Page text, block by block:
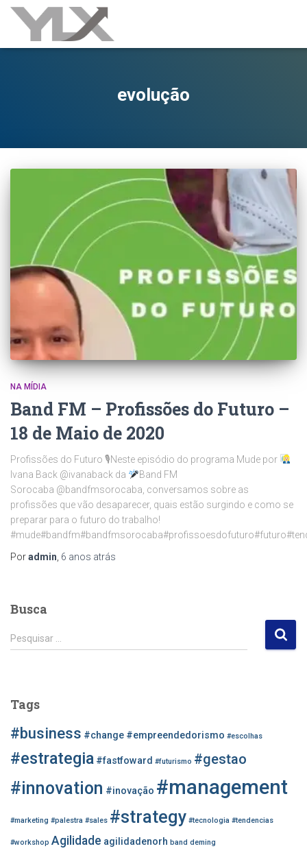
evolução
NA MÍDIA
Band FM – Profissões do Futuro –
18 de Maio de 2020
Profissões do Futuro 🎙Neste episódio do programa Mude por
Ivana Back @ivanaback da
Band FM
Sorocaba @bandfmsorocaba, conversamos sobre as
profissões que vão desaparecer, quais estão surgindo e como se
preparar para o futuro do trabalho!
Poradmin 6 anos atrás
Busca
P
e
a
r
o
Pesquisar …
Tags
#business #change #empreendedorismo #escolhas
#estrategia #fastfoward #futurismo #gestao
#innovation #inovação #management
#marketing #palestra #sales #strategy #tecnologia #tendencias
#workshop Agilidade agilidadenorh band deming